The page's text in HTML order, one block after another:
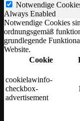
Notwendige
Always Enabled
Notwendige Cookies
ordnungsgemäß
grundlegende
Website.
Cookie
cookielawinfo-
checkbox-
advertisement